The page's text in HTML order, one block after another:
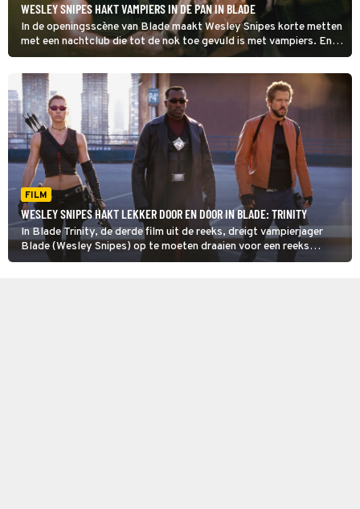
WESLEY SNIPES HAKT VAMPIERS IN DE PAN IN BLADE
In de openingsscène van Blade maakt Wesley Snipes korte metten
met een nachtclub die tot de nok toe gevuld is met vampiers. En
dat is nog maar het begin van de film.
FILM
WESLEY SNIPES HAKT LEKKER DOOR EN DOOR IN BLADE: TRINITY
In Blade Trinity, de derde film uit de reeks, dreigt vampierjager
Blade (Wesley Snipes) op te moeten draaien voor een reeks
gruwelijke moorden. In de tussentijd moet hij ook voorkomen dat